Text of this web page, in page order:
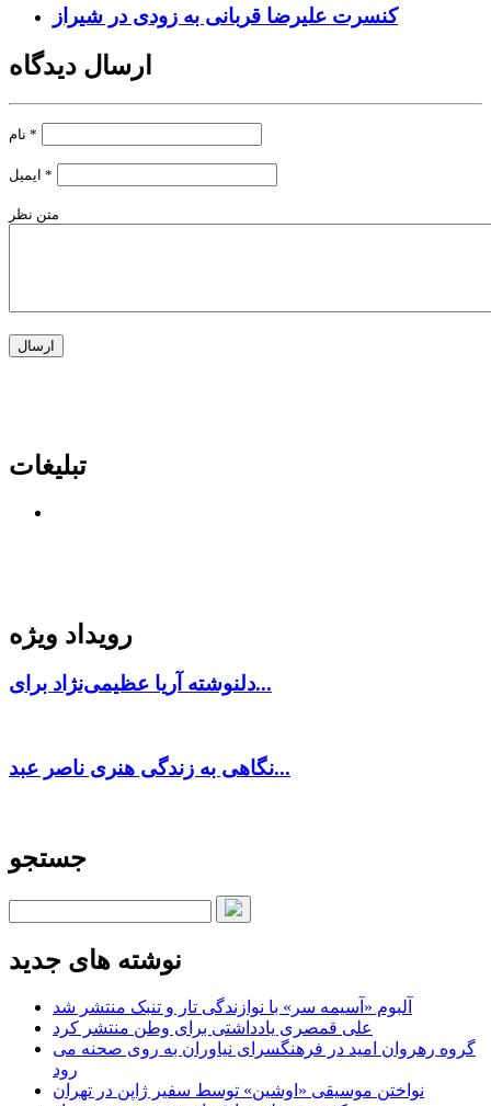
کنسرت علیرضا قربانی به زودی در شیراز
ارسال دیدگاه
*
*
متن نظر
تبلیغات
رویداد ویژه
دلنوشته آریا عظیمی‌نژاد برای...
نگاهی به زندگی هنری ناصر عبد...
جستجو
نوشته های جدید
آلبوم «آسیمه سر» با نوازندگی تار و تنبک منتشر شد
علی قمصری یادداشتی برای وطن منتشر کرد
گروه رهروان امید در فرهنگسرای نیاوران به روی صحنه می
رود
نواختن موسیقی «اوشین» توسط سفیر ژاپن در تهران